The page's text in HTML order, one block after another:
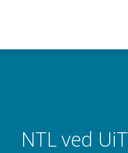
NTL ved UiT